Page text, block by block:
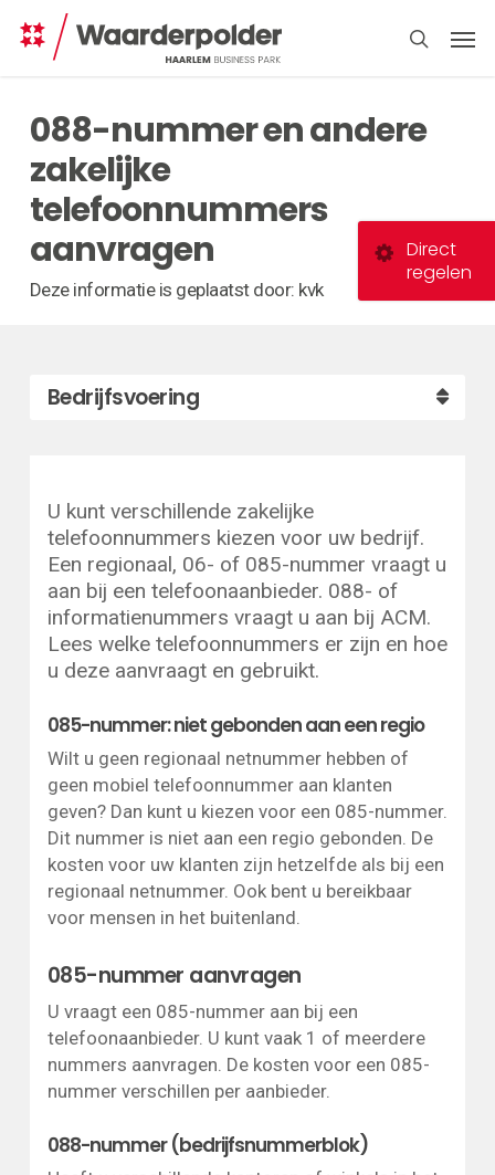
search
088-nummer en andere
zakelijke
telefoonnummers
aanvragen
Deze informatie is geplaatst door: kvk
Bedrijfsvoering
U kunt verschillende zakelijke
telefoonnummers kiezen voor uw bedrijf.
Een regionaal, 06- of 085-nummer vraagt u
aan bij een telefoonaanbieder. 088- of
informatienummers vraagt u aan bij ACM.
Lees welke telefoonnummers er zijn en hoe
u deze aanvraagt en gebruikt.
085-nummer: niet gebonden aan een regio
Wilt u geen regionaal netnummer hebben of
geen mobiel telefoonnummer aan klanten
geven? Dan kunt u kiezen voor een 085-nummer.
Dit nummer is niet aan een regio gebonden. De
kosten voor uw klanten zijn hetzelfde als bij een
regionaal netnummer. Ook bent u bereikbaar
voor mensen in het buitenland.
085-nummer aanvragen
U vraagt een 085-nummer aan bij een
telefoonaanbieder. U kunt vaak 1 of meerdere
nummers aanvragen. De kosten voor een 085-
nummer verschillen per aanbieder.
088-nummer (bedrijfsnummerblok)
Direct
regelen